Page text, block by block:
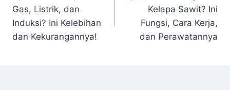
Gas, Listrik, dan
Induksi? Ini Kelebihan
dan Kekurangannya!
Kelapa Sawit? Ini
Fungsi, Cara Kerja,
dan Perawatannya